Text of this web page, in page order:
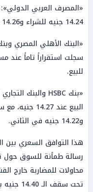
«المصرف العربي
14.24 جنيه للشراء و14.26 جنيه للبيع.
«البنك الأهلي المصري
للبيع.
و14.22 جنيه في الثاني.
هذا التوافق السعري بين
رسالة طمأنة للسوق حول
محاولات للمضاربة خارج
تحت سقف الـ 14.40 جنيه بوضوح وشفافية تامة.